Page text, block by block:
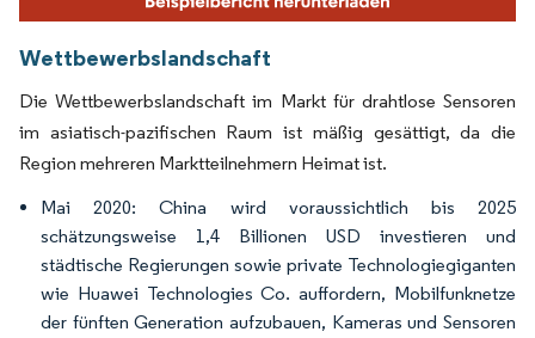
Wettbewerbslandschaft
Die Wettbewerbslandschaft im Markt für drahtlose Sensoren
im asiatisch-pazifischen Raum ist mäßig gesättigt, da die
Region mehreren Marktteilnehmern Heimat ist.
Mai 2020: China wird voraussichtlich bis 2025
schätzungsweise 1,4 Billionen USD investieren und
städtische Regierungen sowie private Technologiegiganten
wie Huawei Technologies Co. auffordern, Mobilfunknetze
der fünften Generation aufzubauen, Kameras und Sensoren